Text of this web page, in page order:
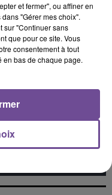
Single Ladies
exprimé. Si vous
donner votre accord
et fermer", ou affiner en
"Gérer mes choix".
sur "Continuer sans
que pour ce site. Vous
consentement à tout
en bas de chaque page.